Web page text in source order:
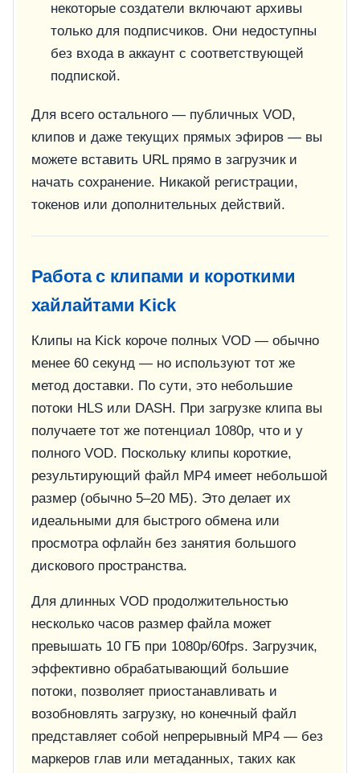
некоторые создатели включают архивы
только для подписчиков. Они недоступны
без входа в аккаунт с соответствующей
подпиской.
Для всего остального — публичных VOD,
клипов и даже текущих прямых эфиров — вы
можете вставить URL прямо в загрузчик и
начать сохранение. Никакой регистрации,
токенов или дополнительных действий.
Работа с клипами и короткими
хайлайтами Kick
Клипы на Kick короче полных VOD — обычно
менее 60 секунд — но используют тот же
метод доставки. По сути, это небольшие
потоки HLS или DASH. При загрузке клипа вы
получаете тот же потенциал 1080p, что и у
полного VOD. Поскольку клипы короткие,
результирующий файл MP4 имеет небольшой
размер (обычно 5–20 МБ). Это делает их
идеальными для быстрого обмена или
просмотра офлайн без занятия большого
дискового пространства.
Для длинных VOD продолжительностью
несколько часов размер файла может
превышать 10 ГБ при 1080p/60fps. Загрузчик,
эффективно обрабатывающий большие
потоки, позволяет приостанавливать и
возобновлять загрузку, но конечный файл
представляет собой непрерывный MP4 — без
маркеров глав или метаданных, таких как